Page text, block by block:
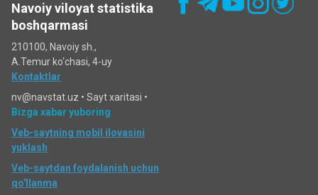
Navoiy viloyat statistika
boshqarmasi
210100, Navoiy sh.,
A.Temur ko‘chаsi, 4-uy
Kontaktlar
nv@navstat.uz • Sayt xaritasi •
Bizga xabar yuboring
Veb-saytning mobil ilovasini
yuklash
Veb-saytdan foydalanish uchun
qo'llanma